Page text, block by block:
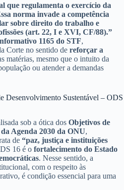
que regulamenta o exercício da
norma invade a competência
sobre direito do trabalho e
(art. 22, I e XVI, CF/88).”
1165 do STF,
Corte no sentido de reforçar a
matérias, mesmo que o intuito da
ou atender a demandas
Desenvolvimento Sustentável – ODS
sob a ótica dos Objetivos de
Agenda 2030 da ONU,
de “paz, justiça e instituições
16 é o fortalecimento do Estado
. Nesse sentido, a
com o respeito às
é condição essencial para uma